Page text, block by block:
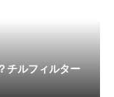
チルフィルター